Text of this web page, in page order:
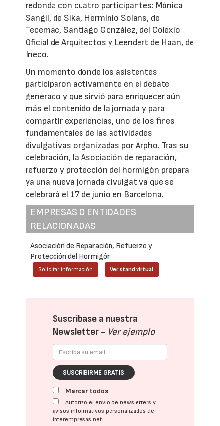
redonda con cuatro participantes: Mónica
Sangil, de Sika, Herminio Solans, de
Tecemac, Santiago González, del Colexio
Oficial de Arquitectos y Leendert de Haan, de
Ineco.
Un momento donde los asistentes
participaron activamente en el debate
generado y que sirvió para enriquecer aún
más el contenido de la jornada y para
compartir experiencias, uno de los fines
fundamentales de las actividades
divulgativas organizadas por Arpho. Tras su
celebración, la Asociación de reparación,
refuerzo y protección del hormigón prepara
ya una nueva jornada divulgativa que se
celebrará el 17 de junio en Barcelona.
EMPRESAS O ENTIDADES
RELACIONADAS
Asociación de Reparación, Refuerzo y
Protección del Hormigón
Solicitar información Ver stand virtual
Suscríbase a nuestra
Newsletter - Ver ejemplo
SUSCRIBIRME GRATIS
Marcar todos
Autorizo el envío de newsletters y
avisos informativos personalizados de
interempresas.net